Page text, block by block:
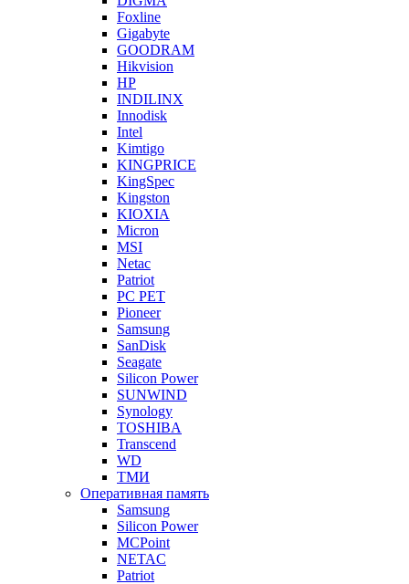
Foxline
Gigabyte
GOODRAM
Hikvision
HP
INDILINX
Innodisk
Intel
Kimtigo
KINGPRICE
KingSpec
Kingston
KIOXIA
Micron
MSI
Netac
Patriot
PC PET
Pioneer
Samsung
SanDisk
Seagate
Silicon Power
SUNWIND
Synology
TOSHIBA
Transcend
WD
ТМИ
Оперативная память
Samsung
Silicon Power
MCPoint
NETAC
Patriot